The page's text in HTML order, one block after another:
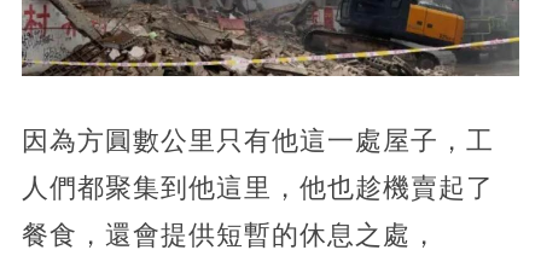
因為方圓數公里只有他這一處屋子，工
人們都聚集到他這里，他也趁機賣起了
餐食，還會提供短暫的休息之處，